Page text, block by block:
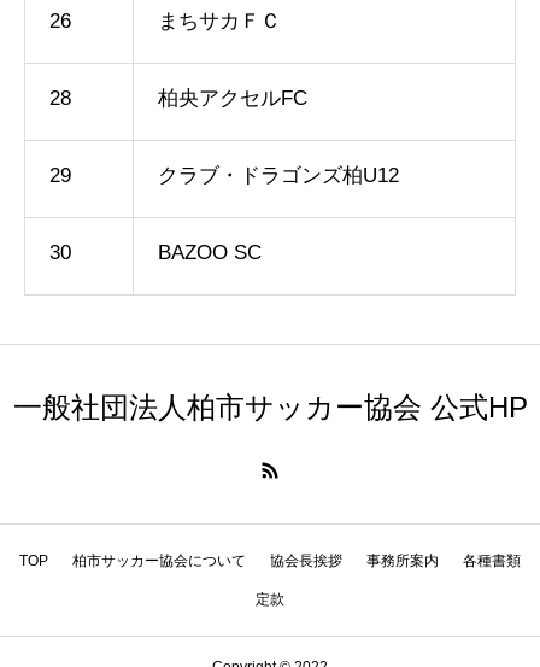
26 まちサカＦＣ
28 柏央アクセルFC
29 クラブ・ドラゴンズ柏U12
30 BAZOO SC
一般社団法人柏市サッカー協会 公式HP
TOP 柏市サッカー協会について 協会長挨拶 事務所案内 各種書類
定款